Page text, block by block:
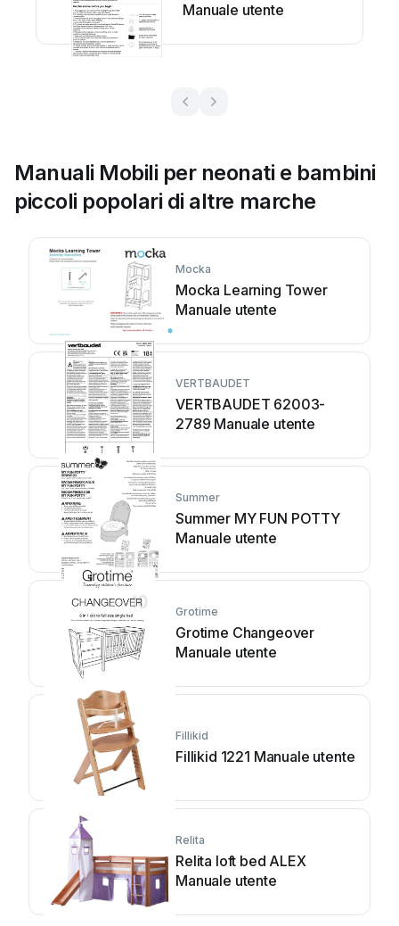
Manuale utente
Manuali Mobili per neonati e bambini
piccoli popolari di altre marche
Mocka
Mocka Learning Tower
Manuale utente
VERTBAUDET
VERTBAUDET 62003-
2789 Manuale utente
Summer
Summer MY FUN POTTY
Manuale utente
Grotime
Grotime Changeover
Manuale utente
Fillikid
Fillikid 1221 Manuale utente
Relita
Relita loft bed ALEX
Manuale utente